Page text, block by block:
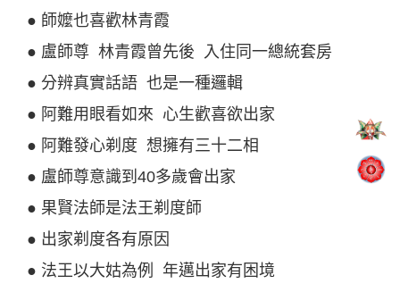
● 師嬤也喜歡林青霞
● 盧師尊 林青霞曾先後 入住同一總統套房
● 分辨真實話語 也是一種邏輯
● 阿難用眼看如來 心生歡喜欲出家
● 阿難發心剃度 想擁有三十二相
● 盧師尊意識到40多歲會出家
● 果賢法師是法王剃度師
● 出家剃度各有原因
● 法王以大姑為例 年邁出家有困境